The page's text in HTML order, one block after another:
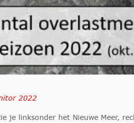
2022
je linksonder het Nieuwe Meer,